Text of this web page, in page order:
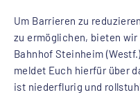
Um Barrieren zu
zu ermöglichen, bieten
Bahnhof Steinheim
meldet Euch hierfür über
ist niederflurig und